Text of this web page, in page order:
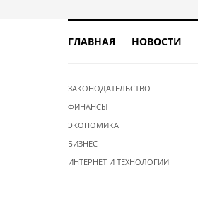
ГЛАВНАЯ НОВОСТИ
ЗАКОНОДАТЕЛЬСТВО
ФИНАНСЫ
ЭКОНОМИКА
БИЗНЕС
ИНТЕРНЕТ И ТЕХНОЛОГИИ